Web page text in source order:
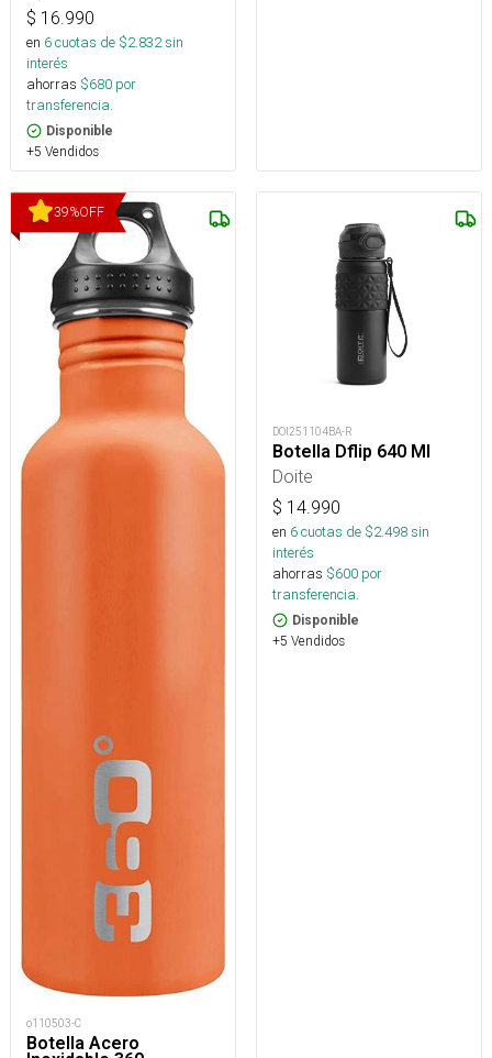
$ 16.990
en 6cuotas de $2.832sin
interés
ahorras $680 por
transferencia.
Disponible
+5 Vendidos
39%OFF
o110503-C
Botella Acero
DOI251104BA-R
Botella Dflip 640 Ml
Doite
$ 14.990
en 6cuotas de $2.498sin
interés
ahorras $600 por
transferencia.
Disponible
+5 Vendidos